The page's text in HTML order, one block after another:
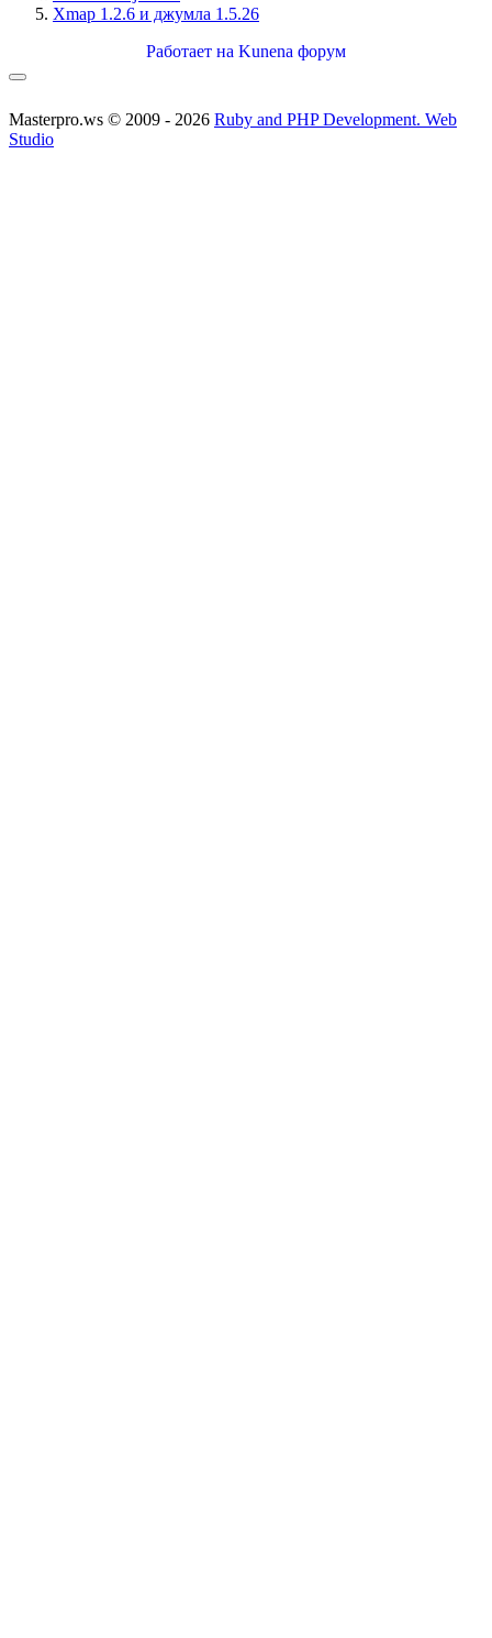
Xmap 1.2.6 и джумла 1.5.26
Работает на Kunena форум
Masterpro.ws © 2009 - 2026 Ruby and PHP Development. Web
Studio